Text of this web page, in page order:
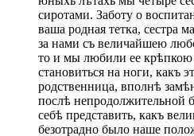
сиротами. Заботу о
ваша родная тетка, сестра
за нами съ величайшею
то и мы любили ее
становиться на ноги, какъ
родственница, вполнѣ
послѣ непродолжительной
себѣ представить, какъ
безотрадно было наше